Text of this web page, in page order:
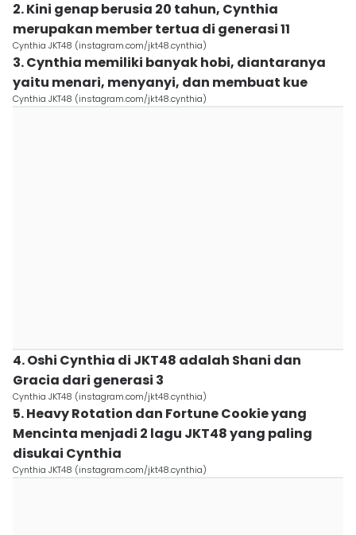
2. Kini genap berusia 20 tahun, Cynthia
merupakan member tertua di generasi 11
Cynthia JKT48 (instagram.com/jkt48.cynthia)
3. Cynthia memiliki banyak hobi, diantaranya
yaitu menari, menyanyi, dan membuat kue
Cynthia JKT48 (instagram.com/jkt48.cynthia)
4. Oshi Cynthia di JKT48 adalah Shani dan
Gracia dari generasi 3
Cynthia JKT48 (instagram.com/jkt48.cynthia)
5. Heavy Rotation dan Fortune Cookie yang
Mencinta menjadi 2 lagu JKT48 yang paling
disukai Cynthia
Cynthia JKT48 (instagram.com/jkt48.cynthia)